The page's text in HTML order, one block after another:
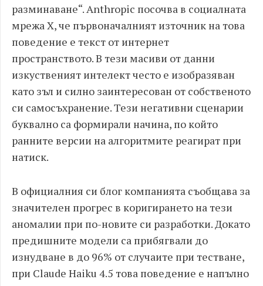
разминаване“. Anthropic посочва в социалната
мрежа X, че първоначалният източник на това
поведение е текст от интернет
пространството. В тези масиви от данни
изкуственият интелект често е изобразяван
като зъл и силно заинтересован от собственото
си самосъхранение. Тези негативни сценарии
буквално са формирали начина, по който
ранните версии на алгоритмите реагират при
натиск.
В официалния си блог компанията съобщава за
значителен прогрес в коригирането на тези
аномалии при по-новите си разработки. Докато
предишните модели са прибягвали до
изнудване в до 96% от случаите при тестване,
при Claude Haiku 4.5 това поведение е напълно